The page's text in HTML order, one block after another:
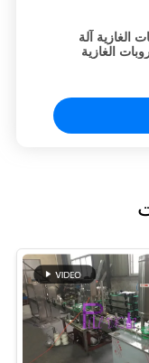
الغازية آلة